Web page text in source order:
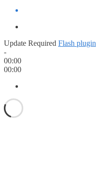
Update Required Flash plugin
-
00:00
00:00